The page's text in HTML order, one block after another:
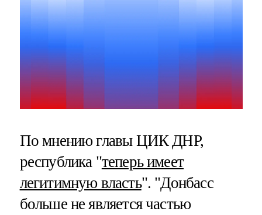
По мнению главы ЦИК ДНР,
республика "теперь имеет
легитимную власть". "Донбасс
больше не является частью